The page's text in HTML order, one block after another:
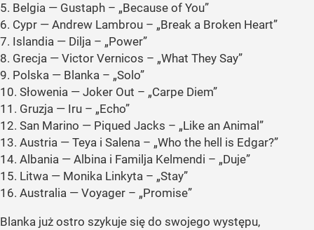
5. Belgia — Gustaph – „Because of You”
6. Cypr — Andrew Lambrou – „Break a Broken Heart”
7. Islandia — Dilja – „Power”
8. Grecja — Victor Vernicos – „What They Say”
9. Polska — Blanka – „Solo”
10. Słowenia — Joker Out – „Carpe Diem”
11. Gruzja — Iru – „Echo”
12. San Marino — Piqued Jacks – „Like an Animal”
13. Austria — Teya i Salena – „Who the hell is Edgar?”
14. Albania — Albina i Familja Kelmendi – „Duje”
15. Litwa — Monika Linkyta – „Stay”
16. Australia — Voyager – „Promise”
Blanka już ostro szykuje się do swojego występu,